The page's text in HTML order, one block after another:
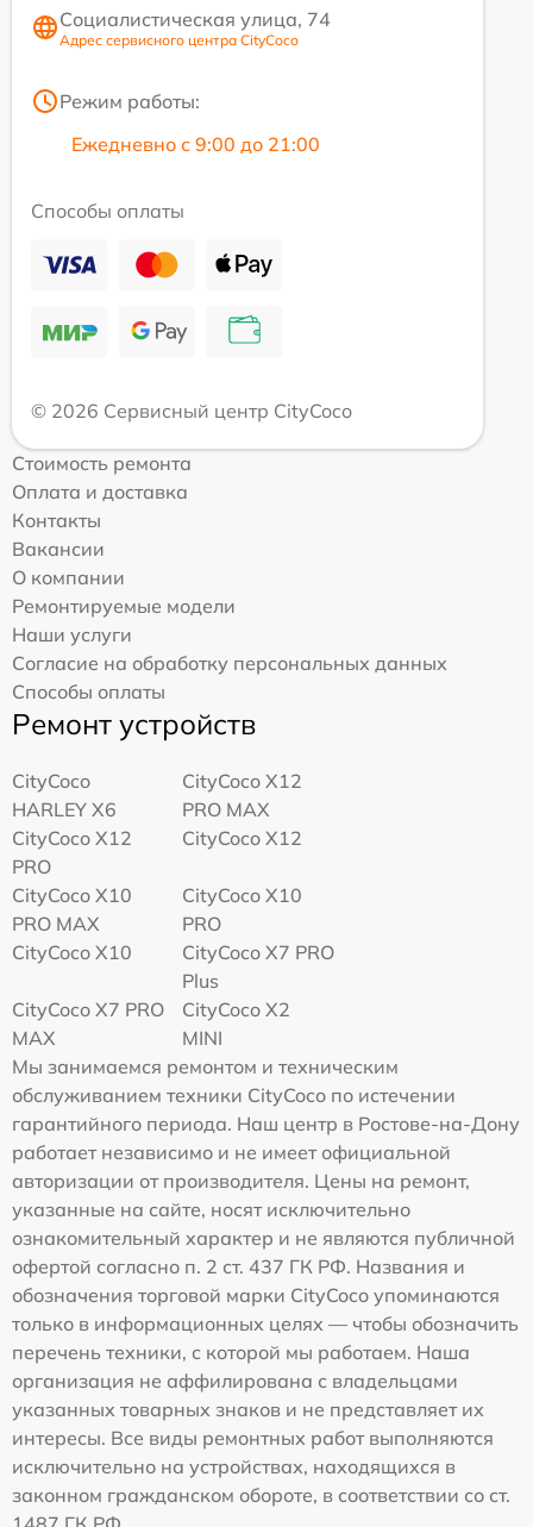
Социалистическая улица, 74
Адрес сервисного центра CityCoco
Режим работы:
Ежедневно с 9:00 до 21:00
Способы оплаты
© 2026 Сервисный центр CityCoco
Стоимость ремонта
Оплата и доставка
Контакты
Вакансии
О компании
Ремонтируемые модели
Наши услуги
Согласие на обработку персональных данных
Способы оплаты
Ремонт устройств
CityCoco
HARLEY X6
CityCoco X12
PRO MAX
CityCoco X12
PRO
CityCoco X12
CityCoco X10
PRO MAX
CityCoco X10
PRO
CityCoco X10
CityCoco X7 PRO
Plus
CityCoco X7 PRO
MAX
CityCoco X2
MINI
Мы занимаемся ремонтом и техническим
обслуживанием техники CityCoco по истечении
гарантийного периода. Наш центр в Ростове-на-Дону
работает независимо и не имеет официальной
авторизации от производителя. Цены на ремонт,
указанные на сайте, носят исключительно
ознакомительный характер и не являются публичной
офертой согласно п. 2 ст. 437 ГК РФ. Названия и
обозначения торговой марки CityCoco упоминаются
только в информационных целях — чтобы обозначить
перечень техники, с которой мы работаем. Наша
организация не аффилирована с владельцами
указанных товарных знаков и не представляет их
интересы. Все виды ремонтных работ выполняются
исключительно на устройствах, находящихся в
законном гражданском обороте, в соответствии со ст.